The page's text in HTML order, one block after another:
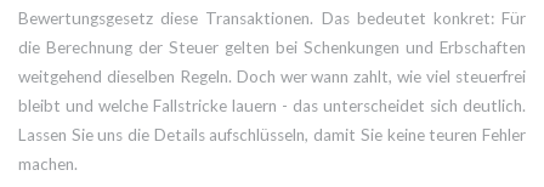
Bewertungsgesetz diese Transaktionen. Das bedeutet konkret: Für
die Berechnung der Steuer gelten bei Schenkungen und Erbschaften
weitgehend dieselben Regeln. Doch wer wann zahlt, wie viel steuerfrei
bleibt und welche Fallstricke lauern - das unterscheidet sich deutlich.
Lassen Sie uns die Details aufschlüsseln, damit Sie keine teuren Fehler
machen.